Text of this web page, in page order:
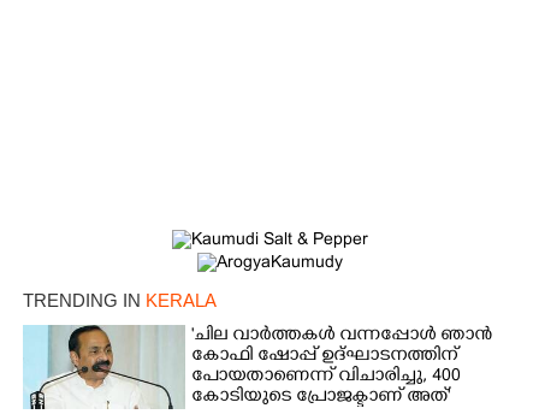
TRENDING IN KERALA
'ചില വാർത്തകൾ വന്നപ്പോൾ ഞാൻ
കോഫി ഷോപ്പ് ഉദ്ഘാടനത്തിന്
പോയതാണെന്ന് വിചാരിച്ചു, 400
കോടിയുടെ പ്രോജക്ടാണ് അത്'